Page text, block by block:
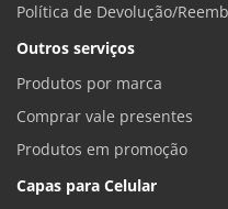
Política de Devolução/
Outros serviços
Produtos por marca
Comprar vale presentes
Produtos em promoção
Capas para Celular